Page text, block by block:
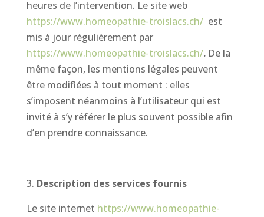
heures de l’intervention. Le site web
https://www.homeopathie-troislacs.ch/ est
mis à jour régulièrement par
https://www.homeopathie-troislacs.ch/.De la
même façon, les mentions légales peuvent
être modifiées à tout moment : elles
s’imposent néanmoins à l’utilisateur qui est
invité à s’y référer le plus souvent possible afin
d’en prendre connaissance.
Description des services fournis
Le site internet https://www.homeopathie-